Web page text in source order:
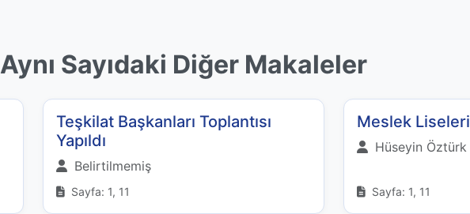
Aynı Sayıdaki Diğer Makaleler
Teşkilat Başkanları Toplantısı
Yapıldı
Belirtilmemiş
Sayfa: 1, 11
Meslek Liseleri
Hüseyin Öztürk
Sayfa: 1, 11